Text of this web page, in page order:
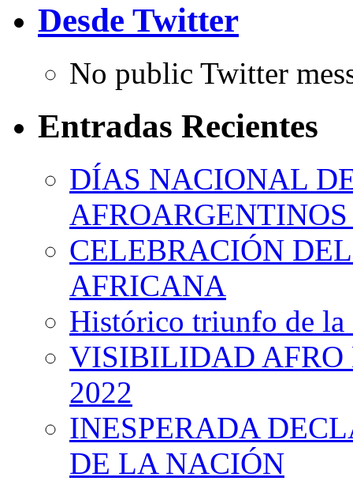
Desde Twitter
No public Twitter
Entradas Recientes
DÍAS NACIONAL
CELEBRACIÓN
AFRICANA
Histórico triunfo de la
VISIBILIDAD AFRO
2022
INESPERADA
DE LA NACIÓN